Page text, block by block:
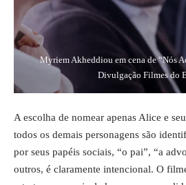
Myriem Akheddiou em cena de “Nós
Divulgação Filmes do
A escolha de nomear apenas Alice e
todos os demais personagens são
por seus papéis sociais, “o pai”, “a
outros, é claramente intencional. O